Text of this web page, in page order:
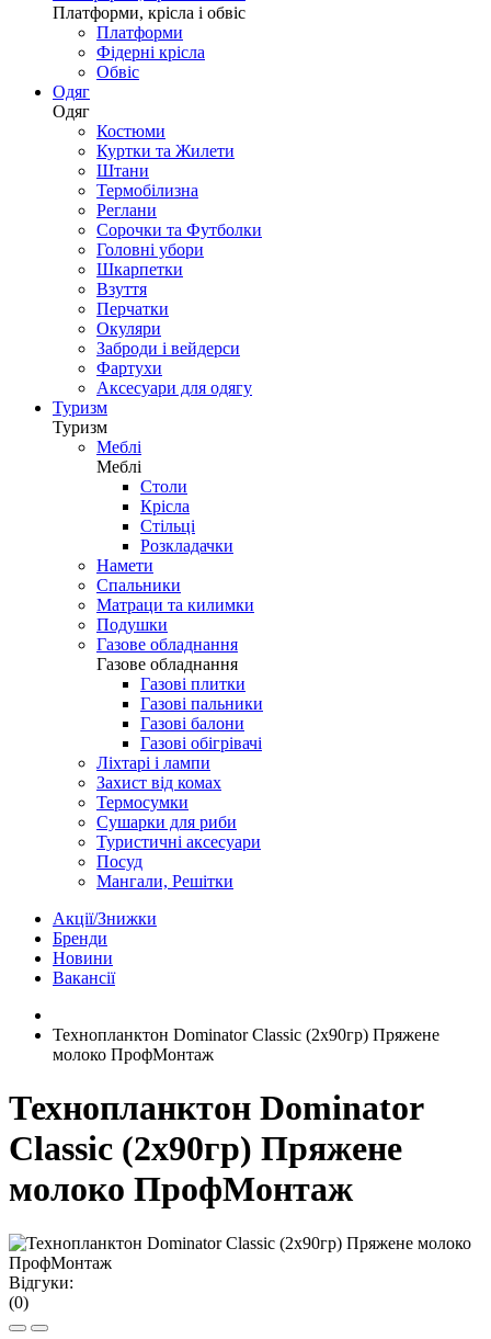
Платформи, крісла і обвіс
Платформи
Фідерні крісла
Обвіс
Одяг
Одяг
Костюми
Куртки та Жилети
Штани
Термобілизна
Реглани
Сорочки та Футболки
Головні убори
Шкарпетки
Взуття
Перчатки
Окуляри
Заброди і вейдерси
Фартухи
Аксесуари для одягу
Туризм
Туризм
Меблі
Меблі
Столи
Крісла
Стільці
Розкладачки
Намети
Спальники
Матраци та килимки
Подушки
Газове обладнання
Газове обладнання
Газові плитки
Газові пальники
Газові балони
Газові обігрівачі
Ліхтарі і лампи
Захист від комах
Термосумки
Сушарки для риби
Туристичні аксесуари
Посуд
Мангали, Решітки
Акції/Знижки
Бренди
Новини
Вакансії
Технопланктон Dominator Classic (2x90гр) Пряжене
молоко ПрофМонтаж
Технопланктон Dominator
Classic (2x90гр) Пряжене
молоко ПрофМонтаж
Відгуки:
(0)